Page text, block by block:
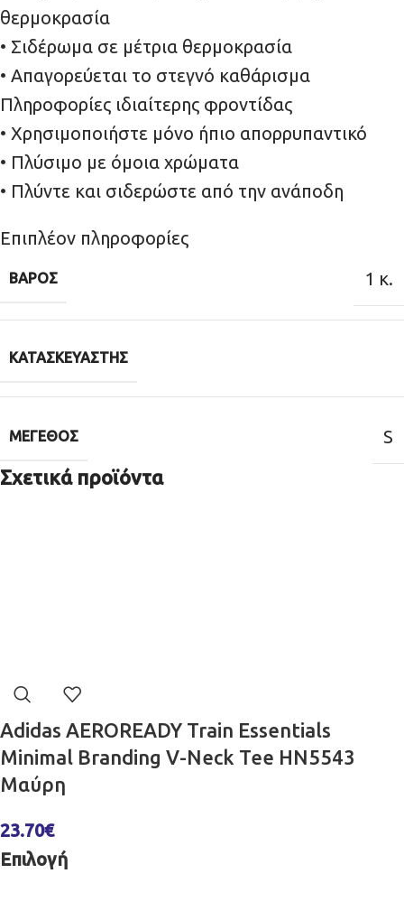
θερμοκρασία
• Σιδέρωμα σε μέτρια θερμοκρασία
• Απαγορεύεται το στεγνό καθάρισμα
Πληροφορίες ιδιαίτερης φροντίδας
• Χρησιμοποιήστε μόνο ήπιο απορρυπαντικό
• Πλύσιμο με όμοια χρώματα
• Πλύντε και σιδερώστε από την ανάποδη
Επιπλέον πληροφορίες
ΒΆΡΟΣ 1 κ.
ΚΑΤΑΣΚΕΥΑΣΤΉΣ
ΜΈΓΕΘΟΣ S
Σχετικά προϊόντα
Adidas AEROREADY Train Essentials
Minimal Branding V-Neck Tee HN5543
Μαύρη
23.70€
Επιλογή